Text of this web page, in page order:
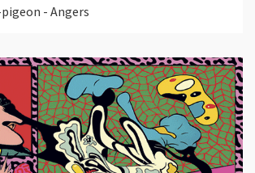
- Angers
sur l'évènement : Salon Club Crayon